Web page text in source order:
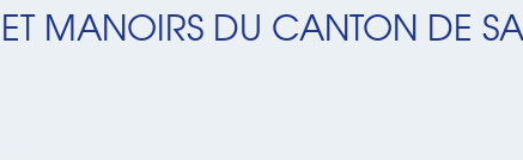
MANOIRS DU CANTON DE